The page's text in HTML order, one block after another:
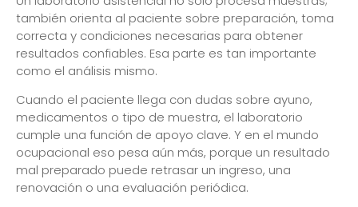
también orienta al paciente sobre preparación, toma
correcta y condiciones necesarias para obtener
resultados confiables. Esa parte es tan importante
como el análisis mismo.
Cuando el paciente llega con dudas sobre ayuno,
medicamentos o tipo de muestra, el laboratorio
cumple una función de apoyo clave. Y en el mundo
ocupacional eso pesa aún más, porque un resultado
mal preparado puede retrasar un ingreso, una
renovación o una evaluación periódica.